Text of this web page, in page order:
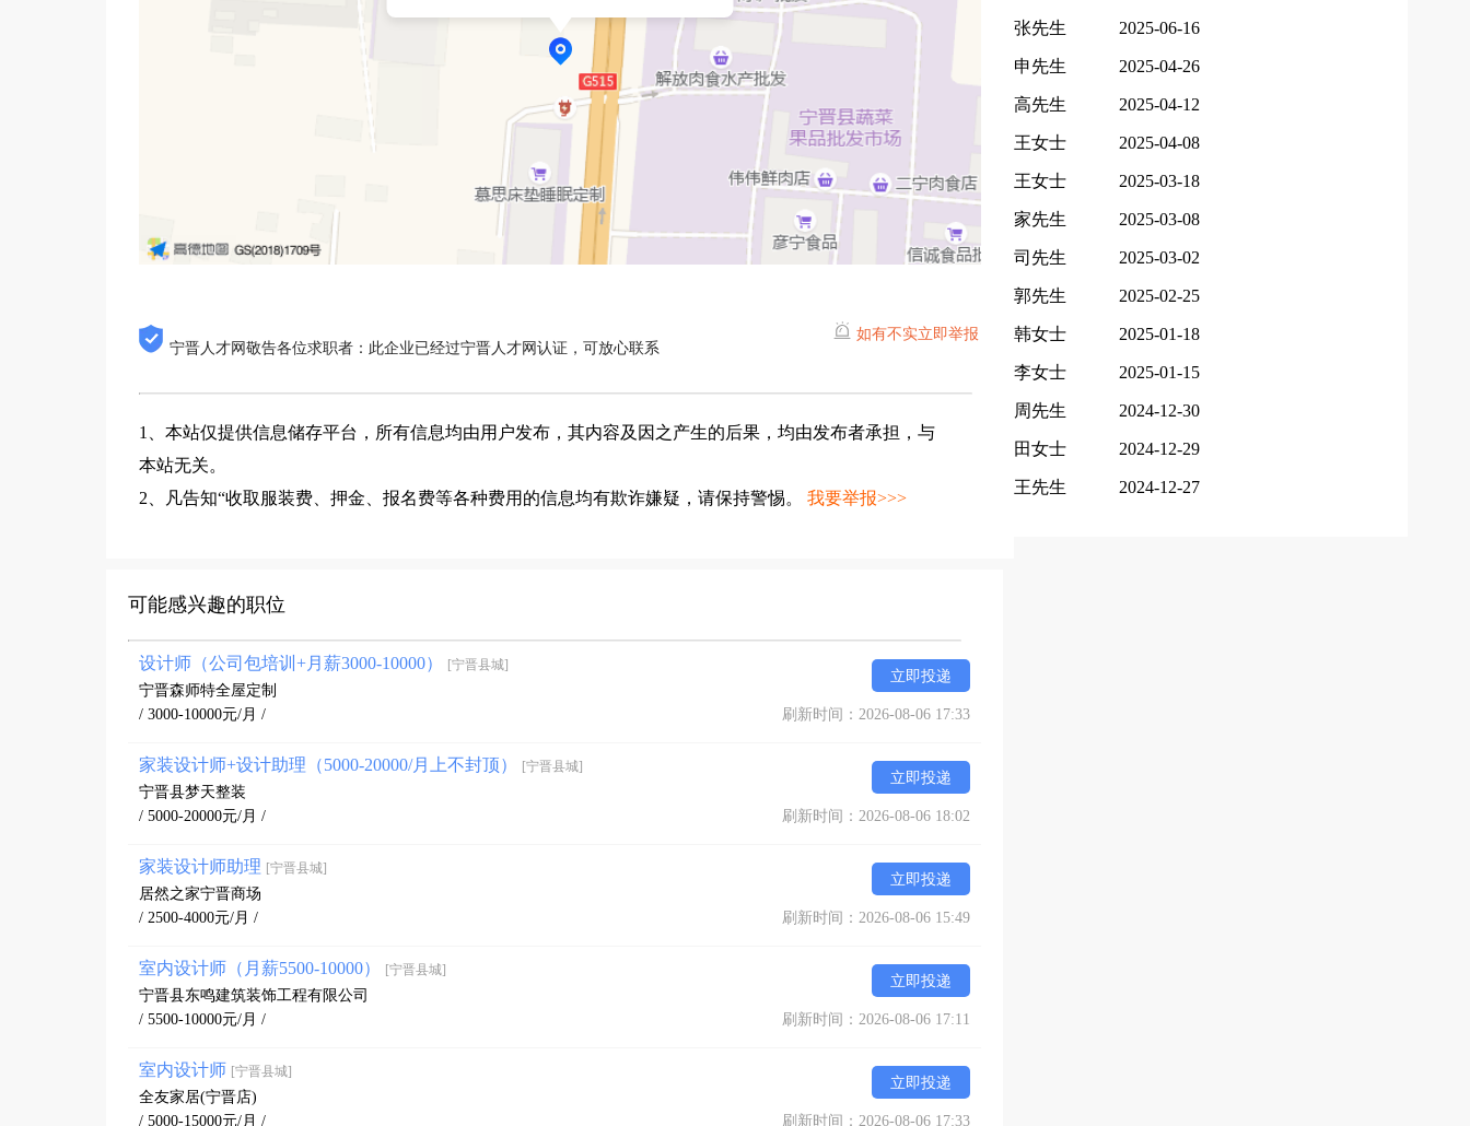
宁晋人才网敬告各位求职者：此企业已经过宁晋人才网认证，可放心联系
如有不实立即举报
1、本站仅提供信息储存平台，所有信息均由用户发布，其内容及因之产生的后果，均由发布者承担，与
本站无关。
2、凡告知“收取服装费、押金、报名费等各种费用的信息均有欺诈嫌疑，请保持警惕。 我要举报>>>
可能感兴趣的职位
设计师（公司包培训+月薪3000-10000） [宁晋县城]
立即投递
宁晋森师特全屋定制
/ 3000-10000元/月 /
刷新时间：2026-08-06 17:33
家装设计师+设计助理（5000-20000/月上不封顶） [宁晋县城]
立即投递
宁晋县梦天整装
/ 5000-20000元/月 /
刷新时间：2026-08-06 18:02
家装设计师助理 [宁晋县城]
立即投递
居然之家宁晋商场
/ 2500-4000元/月 /
刷新时间：2026-08-06 15:49
室内设计师（月薪5500-10000） [宁晋县城]
立即投递
宁晋县东鸣建筑装饰工程有限公司
/ 5500-10000元/月 /
刷新时间：2026-08-06 17:11
室内设计师 [宁晋县城]
立即投递
全友家居(宁晋店)
/ 5000-15000元/月 /
刷新时间：2026-08-06 17:33
张先生 2025-06-16
申先生 2025-04-26
高先生 2025-04-12
王女士 2025-04-08
王女士 2025-03-18
家先生 2025-03-08
司先生 2025-03-02
郭先生 2025-02-25
韩女士 2025-01-18
李女士 2025-01-15
周先生 2024-12-30
田女士 2024-12-29
王先生 2024-12-27